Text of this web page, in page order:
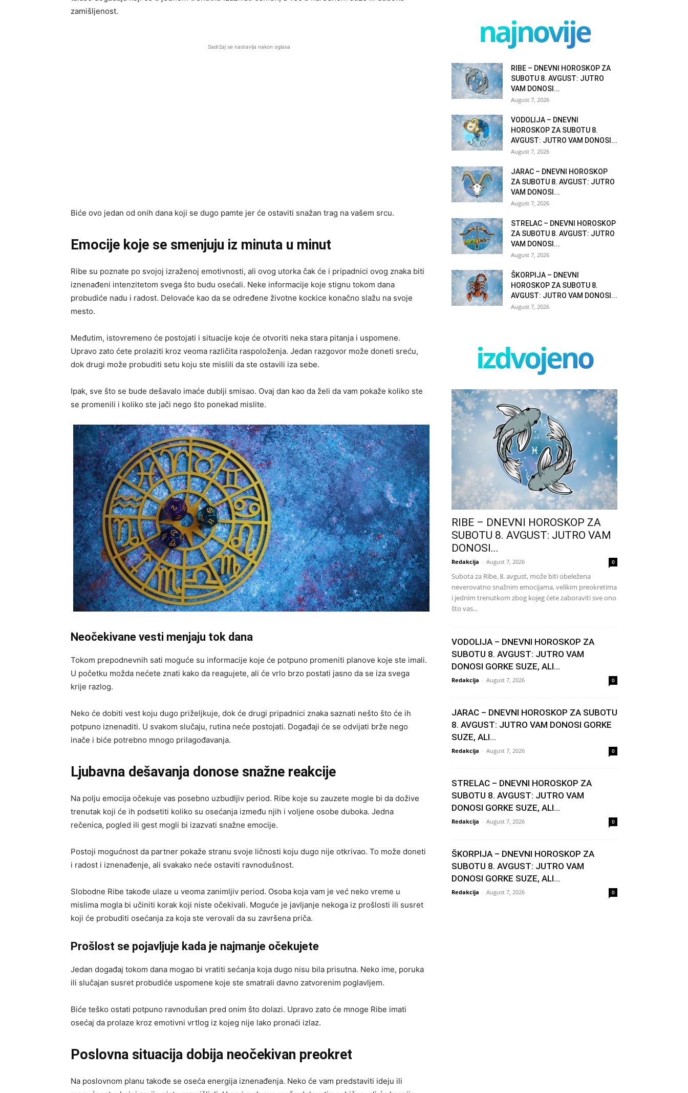
zamišljenost.
Sadržaj se nastavlja nakon oglasa
Biće ovo jedan od onih dana koji se dugo pamte jer će ostaviti snažan trag na vašem srcu.
Emocije koje se smenjuju iz minuta u minut
Ribe su poznate po svojoj izraženoj emotivnosti, ali ovog utorka čak će i pripadnici ovog znaka biti
iznenađeni intenzitetom svega što budu osećali. Neke informacije koje stignu tokom dana
probudiće nadu i radost. Delovaće kao da se određene životne kockice konačno slažu na svoje
mesto.
Međutim, istovremeno će postojati i situacije koje će otvoriti neka stara pitanja i uspomene.
Upravo zato ćete prolaziti kroz veoma različita raspoloženja. Jedan razgovor može doneti sreću,
dok drugi može probuditi setu koju ste mislili da ste ostavili iza sebe.
Ipak, sve što se bude dešavalo imaće dublji smisao. Ovaj dan kao da želi da vam pokaže koliko ste
se promenili i koliko ste jači nego što ponekad mislite.
Neočekivane vesti menjaju tok dana
Tokom prepodnevnih sati moguće su informacije koje će potpuno promeniti planove koje ste imali.
U početku možda nećete znati kako da reagujete, ali će vrlo brzo postati jasno da se iza svega
krije razlog.
Neko će dobiti vest koju dugo priželjkuje, dok će drugi pripadnici znaka saznati nešto što će ih
potpuno iznenaditi. U svakom slučaju, rutina neće postojati. Događaji će se odvijati brže nego
inače i biće potrebno mnogo prilagođavanja.
Ljubavna dešavanja donose snažne reakcije
Na polju emocija očekuje vas posebno uzbudljiv period. Ribe koje su zauzete mogle bi da dožive
trenutak koji će ih podsetiti koliko su osećanja između njih i voljene osobe duboka. Jedna
rečenica, pogled ili gest mogli bi izazvati snažne emocije.
Postoji mogućnost da partner pokaže stranu svoje ličnosti koju dugo nije otkrivao. To može doneti
i radost i iznenađenje, ali svakako neće ostaviti ravnodušnost.
Slobodne Ribe takođe ulaze u veoma zanimljiv period. Osoba koja vam je već neko vreme u
mislima mogla bi učiniti korak koji niste očekivali. Moguće je javljanje nekoga iz prošlosti ili susret
koji će probuditi osećanja za koja ste verovali da su završena priča.
Prošlost se pojavljuje kada je najmanje očekujete
Jedan događaj tokom dana mogao bi vratiti sećanja koja dugo nisu bila prisutna. Neko ime, poruka
ili slučajan susret probudiće uspomene koje ste smatrali davno zatvorenim poglavljem.
Biće teško ostati potpuno ravnodušan pred onim što dolazi. Upravo zato će mnoge Ribe imati
osećaj da prolaze kroz emotivni vrtlog iz kojeg nije lako pronaći izlaz.
Poslovna situacija dobija neočekivan preokret
Na poslovnom planu takođe se oseća energija iznenađenja. Neko će vam predstaviti ideju ili
najnovije
RIBE – DNEVNI HOROSKOP ZA
SUBOTU 8. AVGUST: JUTRO
VAM DONOSI...
August 7, 2026
VODOLIJA – DNEVNI
HOROSKOP ZA SUBOTU 8.
AVGUST: JUTRO VAM DONOSI...
August 7, 2026
JARAC – DNEVNI HOROSKOP
ZA SUBOTU 8. AVGUST: JUTRO
VAM DONOSI...
August 7, 2026
STRELAC – DNEVNI HOROSKOP
ZA SUBOTU 8. AVGUST: JUTRO
VAM DONOSI...
August 7, 2026
ŠKORPIJA – DNEVNI
HOROSKOP ZA SUBOTU 8.
AVGUST: JUTRO VAM DONOSI...
August 7, 2026
izdvojeno
RIBE – DNEVNI HOROSKOP ZA
SUBOTU 8. AVGUST: JUTRO VAM
DONOSI...
Redakcija - August 7, 2026 0
Subota za Ribe, 8. avgust, može biti obeležena
neverovatno snažnim emocijama, velikim preokretima
i jednim trenutkom zbog kojeg ćete zaboraviti sve ono
što vas...
VODOLIJA – DNEVNI HOROSKOP ZA
SUBOTU 8. AVGUST: JUTRO VAM
DONOSI GORKE SUZE, ALI...
Redakcija - August 7, 2026 0
JARAC – DNEVNI HOROSKOP ZA SUBOTU
8. AVGUST: JUTRO VAM DONOSI GORKE
SUZE, ALI...
Redakcija - August 7, 2026 0
STRELAC – DNEVNI HOROSKOP ZA
SUBOTU 8. AVGUST: JUTRO VAM
DONOSI GORKE SUZE, ALI...
Redakcija - August 7, 2026 0
ŠKORPIJA – DNEVNI HOROSKOP ZA
SUBOTU 8. AVGUST: JUTRO VAM
DONOSI GORKE SUZE, ALI...
Redakcija - August 7, 2026 0